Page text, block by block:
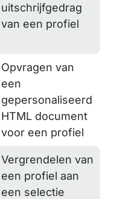
uitschrijfgedrag
van een profiel
Opvragen van
een
gepersonaliseerd
HTML document
voor een profiel
Vergrendelen van
een profiel aan
een selectie